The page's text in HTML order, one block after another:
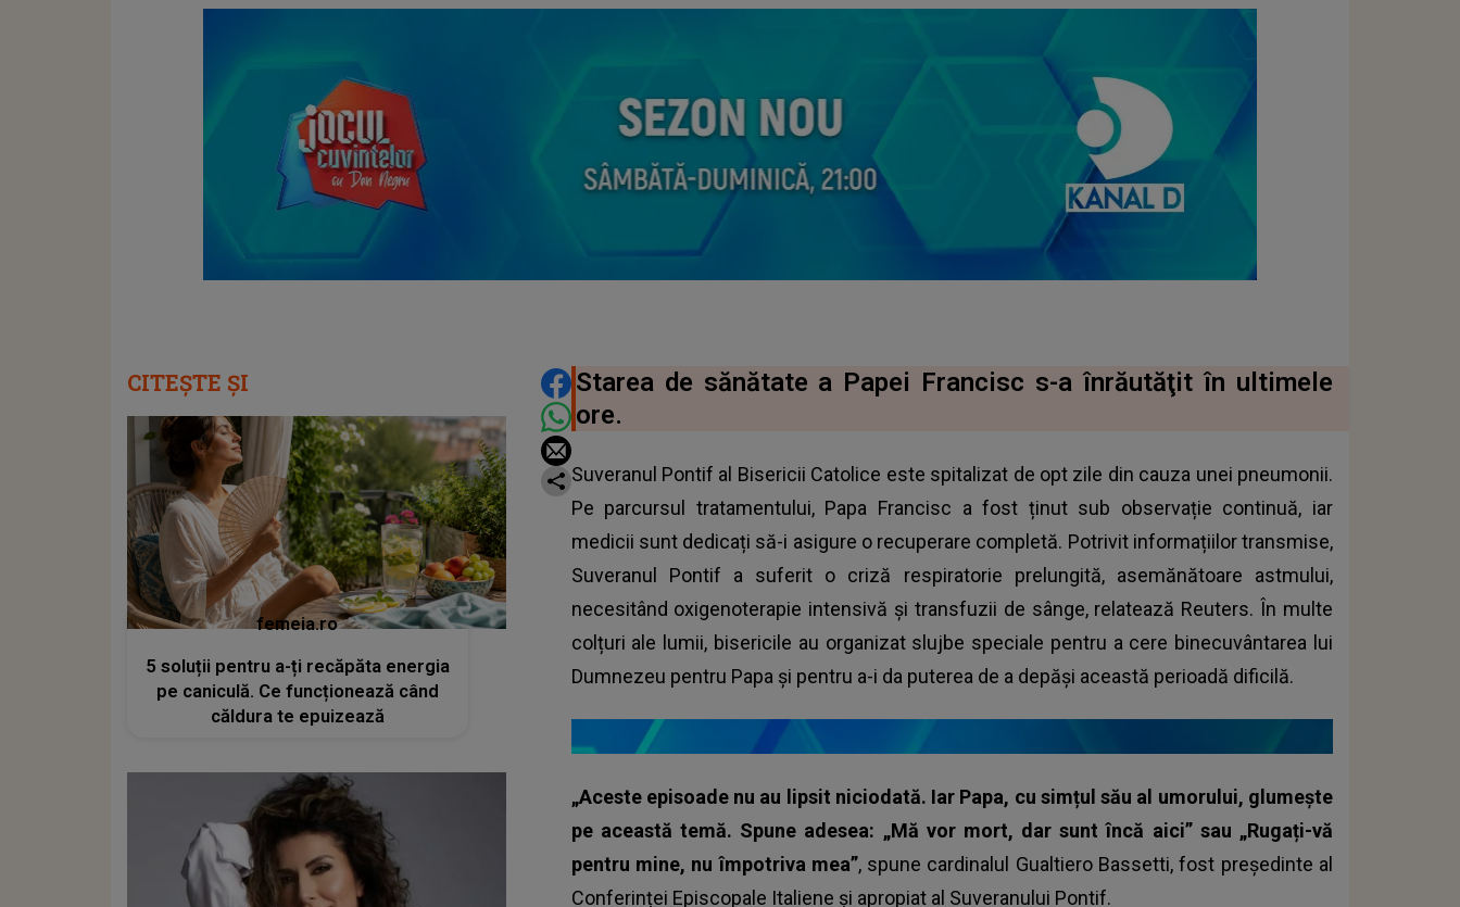
DISTRIBUIE ARTICOLUL
Starea de sănătate a Papei Francisc s-a înrăutăţit în ultimele
ore.
Suveranul Pontif al Bisericii Catolice este spitalizat de opt zile din cauza unei pneumonii.
Pe parcursul tratamentului, Papa Francisc a fost ținut sub observație continuă, iar
medicii sunt dedicați să-i asigure o recuperare completă. Potrivit informațiilor transmise,
Suveranul Pontif a suferit o criză respiratorie prelungită, asemănătoare astmului,
necesitând oxigenoterapie intensivă și transfuzii de sânge, relatează Reuters. În multe
colțuri ale lumii, bisericile au organizat slujbe speciale pentru a cere binecuvântarea lui
Dumnezeu pentru Papa și pentru a-i da puterea de a depăși această perioadă dificilă.
„Aceste episoade nu au lipsit niciodată. Iar Papa, cu simțul său al umorului, glumește
pe această temă. Spune adesea: „Mă vor mort, dar sunt încă aici” sau „Rugați-vă
pentru mine, nu împotriva mea”, spune cardinalul Gualtiero Bassetti, fost președinte al
Conferinței Episcopale Italiene și apropiat al Suveranului Pontif.
CITEȘTE ȘI
femeia.ro
5 soluții pentru a-ți recăpăta energia
pe caniculă. Ce funcționează când
căldura te epuizează